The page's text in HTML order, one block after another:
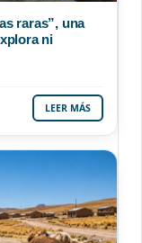
raras”, una
ni
LEER MÁS